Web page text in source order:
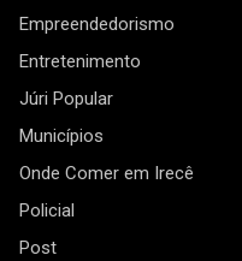
Empreendedorismo
Entretenimento
Júri Popular
Municípios
Onde Comer em Irecê
Policial
Post